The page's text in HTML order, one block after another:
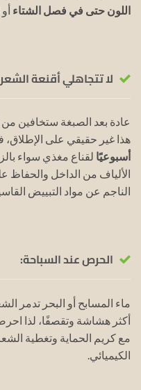
اللون حتى في فصل الشتاء
لا تتجاهلي أقنعة
عادة بعد الصبغة ستخافين من
هذا غير حقيقي على
أسبوعيًا لقناع مغذي سواء
الألياف من الداخل
الناجم عن مواد التبييض
الحرص عند السباحة:
ماء المسابح أو البحر تدمر
أكثر هشاشة وتقصفًا، لذا
مع كريم الحماية وتغطية
الكيميائي.